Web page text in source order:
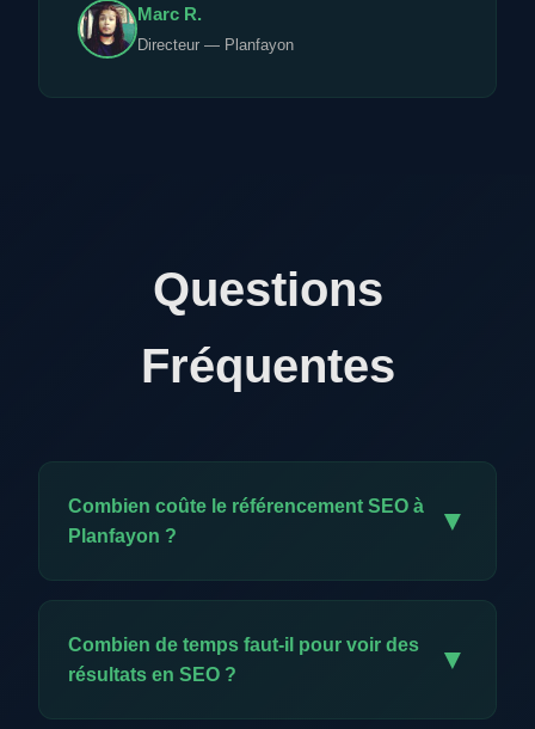
Marc R.
Directeur — Planfayon
Questions
Fréquentes
Combien coûte le référencement SEO à
Planfayon ?
▼
Notre offre exclusive est à CHF 59.-/mois. Elle
audit, optimisation technique, création de
Combien de temps faut-il pour voir des
résultats en SEO ?
▼